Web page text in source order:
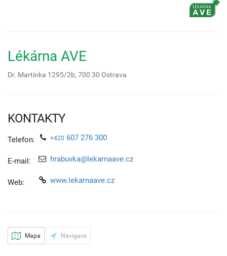
Lékárna AVE
Dr. Martínka 1295/2b, 700 30 Ostrava
KONTAKTY
Telefon: +420 607 276 300
E-mail: hrabuvka@lekarnaave.cz
Web: www.lekarnaave.cz
Mapa Navigace